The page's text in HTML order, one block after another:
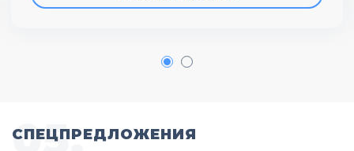
1 2
СПЕЦПРЕДЛОЖЕНИЯ